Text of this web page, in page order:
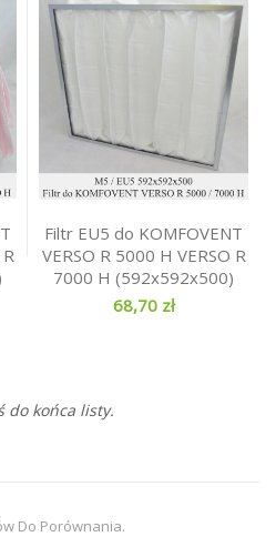
Filtr EU5 do KOMFOVENT
VERSO R 5000 H VERSO R
7000 H (592x592x500)
68,70 zł
do końca listy.
Do Porównania.